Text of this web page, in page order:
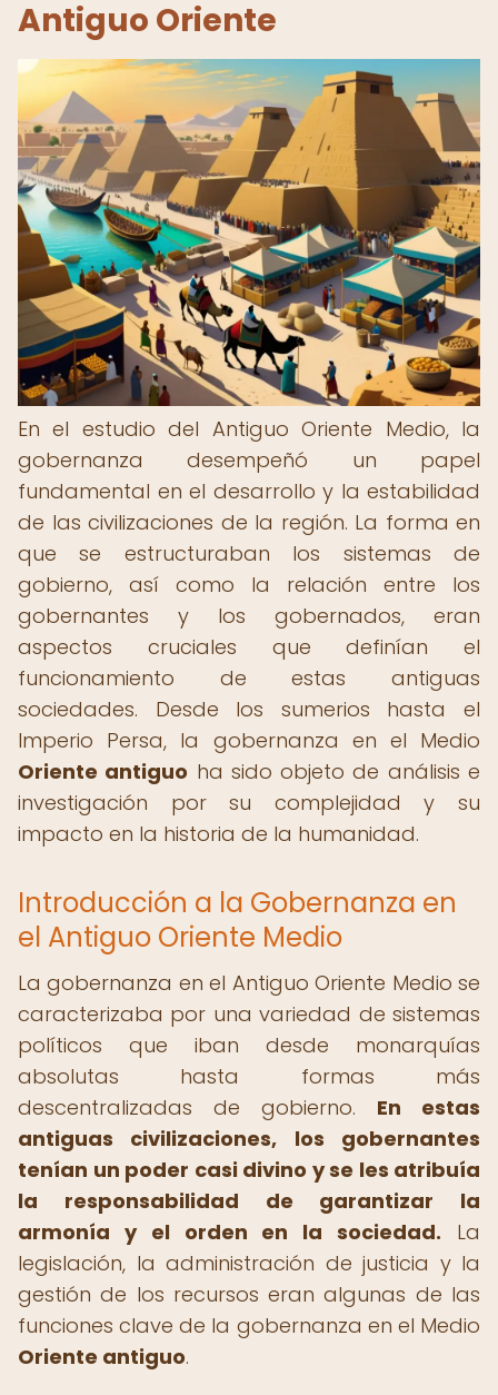
Antiguo Oriente
En el estudio del Antiguo Oriente Medio, la
gobernanza desempeñó un papel
fundamental en el desarrollo y la estabilidad
de las civilizaciones de la región. La forma en
que se estructuraban los sistemas de
gobierno, así como la relación entre los
gobernantes y los gobernados, eran
aspectos cruciales que definían el
funcionamiento de estas antiguas
sociedades. Desde los sumerios hasta el
Imperio Persa, la gobernanza en el Medio
Oriente antiguo ha sido objeto de análisis e
investigación por su complejidad y su
impacto en la historia de la humanidad.
Introducción a la Gobernanza en
el Antiguo Oriente Medio
La gobernanza en el Antiguo Oriente Medio se
caracterizaba por una variedad de sistemas
políticos que iban desde monarquías
absolutas hasta formas más
descentralizadas de gobierno. En estas
antiguas civilizaciones, los gobernantes
tenían un poder casi divino y se les atribuía
la responsabilidad de garantizar la
armonía y el orden en la sociedad. La
legislación, la administración de justicia y la
gestión de los recursos eran algunas de las
funciones clave de la gobernanza en el Medio
Oriente antiguo.